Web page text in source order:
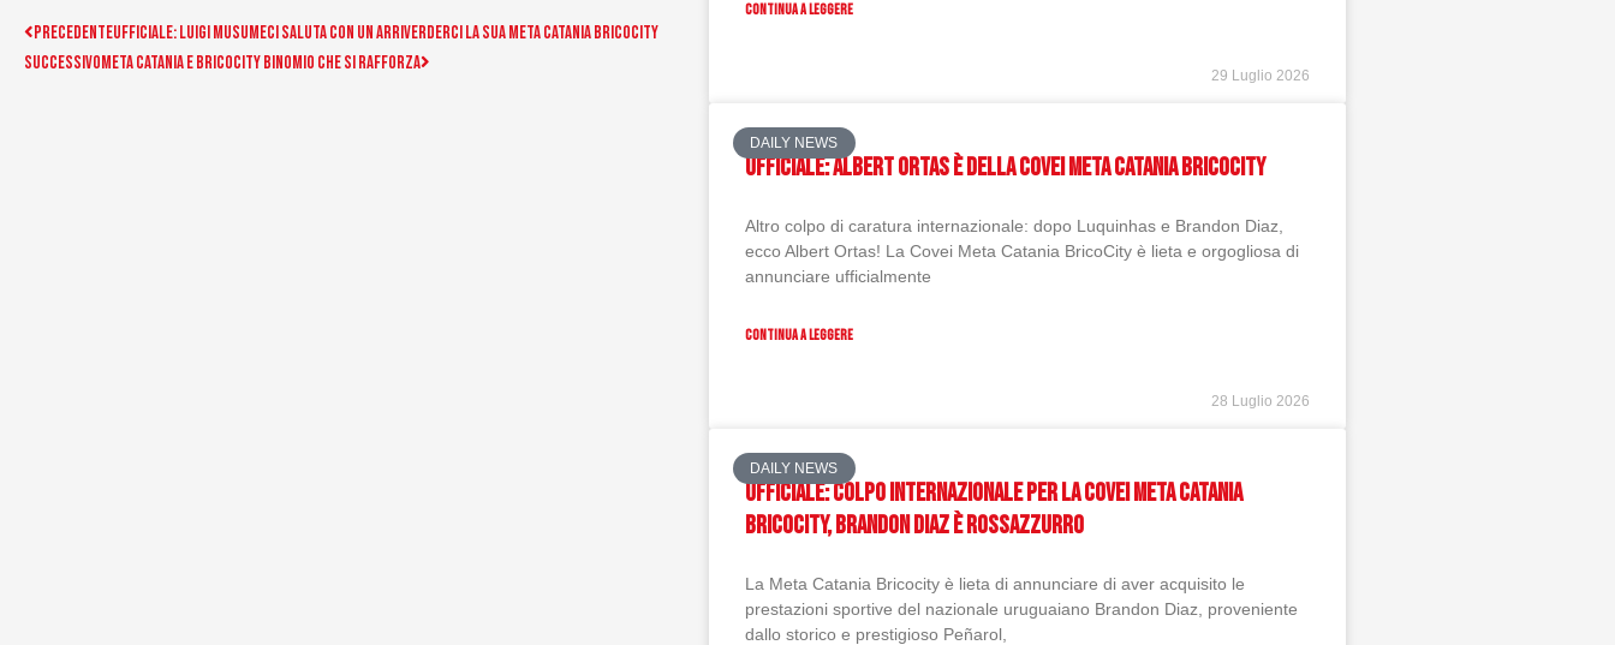
Precedente
PrecedenteUfficiale: Luigi Musumeci saluta con un arriverderci la sua Meta Catania Bricocity
SuccessivoMeta Catania e Bricocity binomio che si rafforza
Successivo
CONTINUA A LEGGERE
29 Luglio 2026
DAILY NEWS
Ufficiale: Albert Ortas è della Covei Meta Catania Bricocity
Altro colpo di caratura internazionale: dopo Luquinhas e Brandon Diaz,
ecco Albert Ortas! La Covei Meta Catania BricoCity è lieta e orgogliosa di
annunciare ufficialmente
CONTINUA A LEGGERE
28 Luglio 2026
DAILY NEWS
Ufficiale: Colpo internazionale per la Covei Meta Catania
Bricocity, Brandon Diaz è rossazzurro
La Meta Catania Bricocity è lieta di annunciare di aver acquisito le
prestazioni sportive del nazionale uruguaiano Brandon Diaz, proveniente
dallo storico e prestigioso Peñarol,